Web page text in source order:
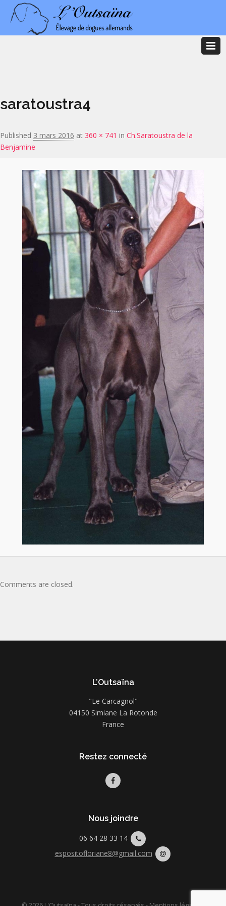
saratoustra4
Published 3 mars 2016 at 360 × 741 in Ch.Saratoustra de la
Benjamine
Comments are closed.
L’Outsaïna
"Le Carcagnol"
04150 Simiane La Rotonde
France
Restez connecté
Nous joindre
06 64 28 33 14
espositofloriane8@gmail.com